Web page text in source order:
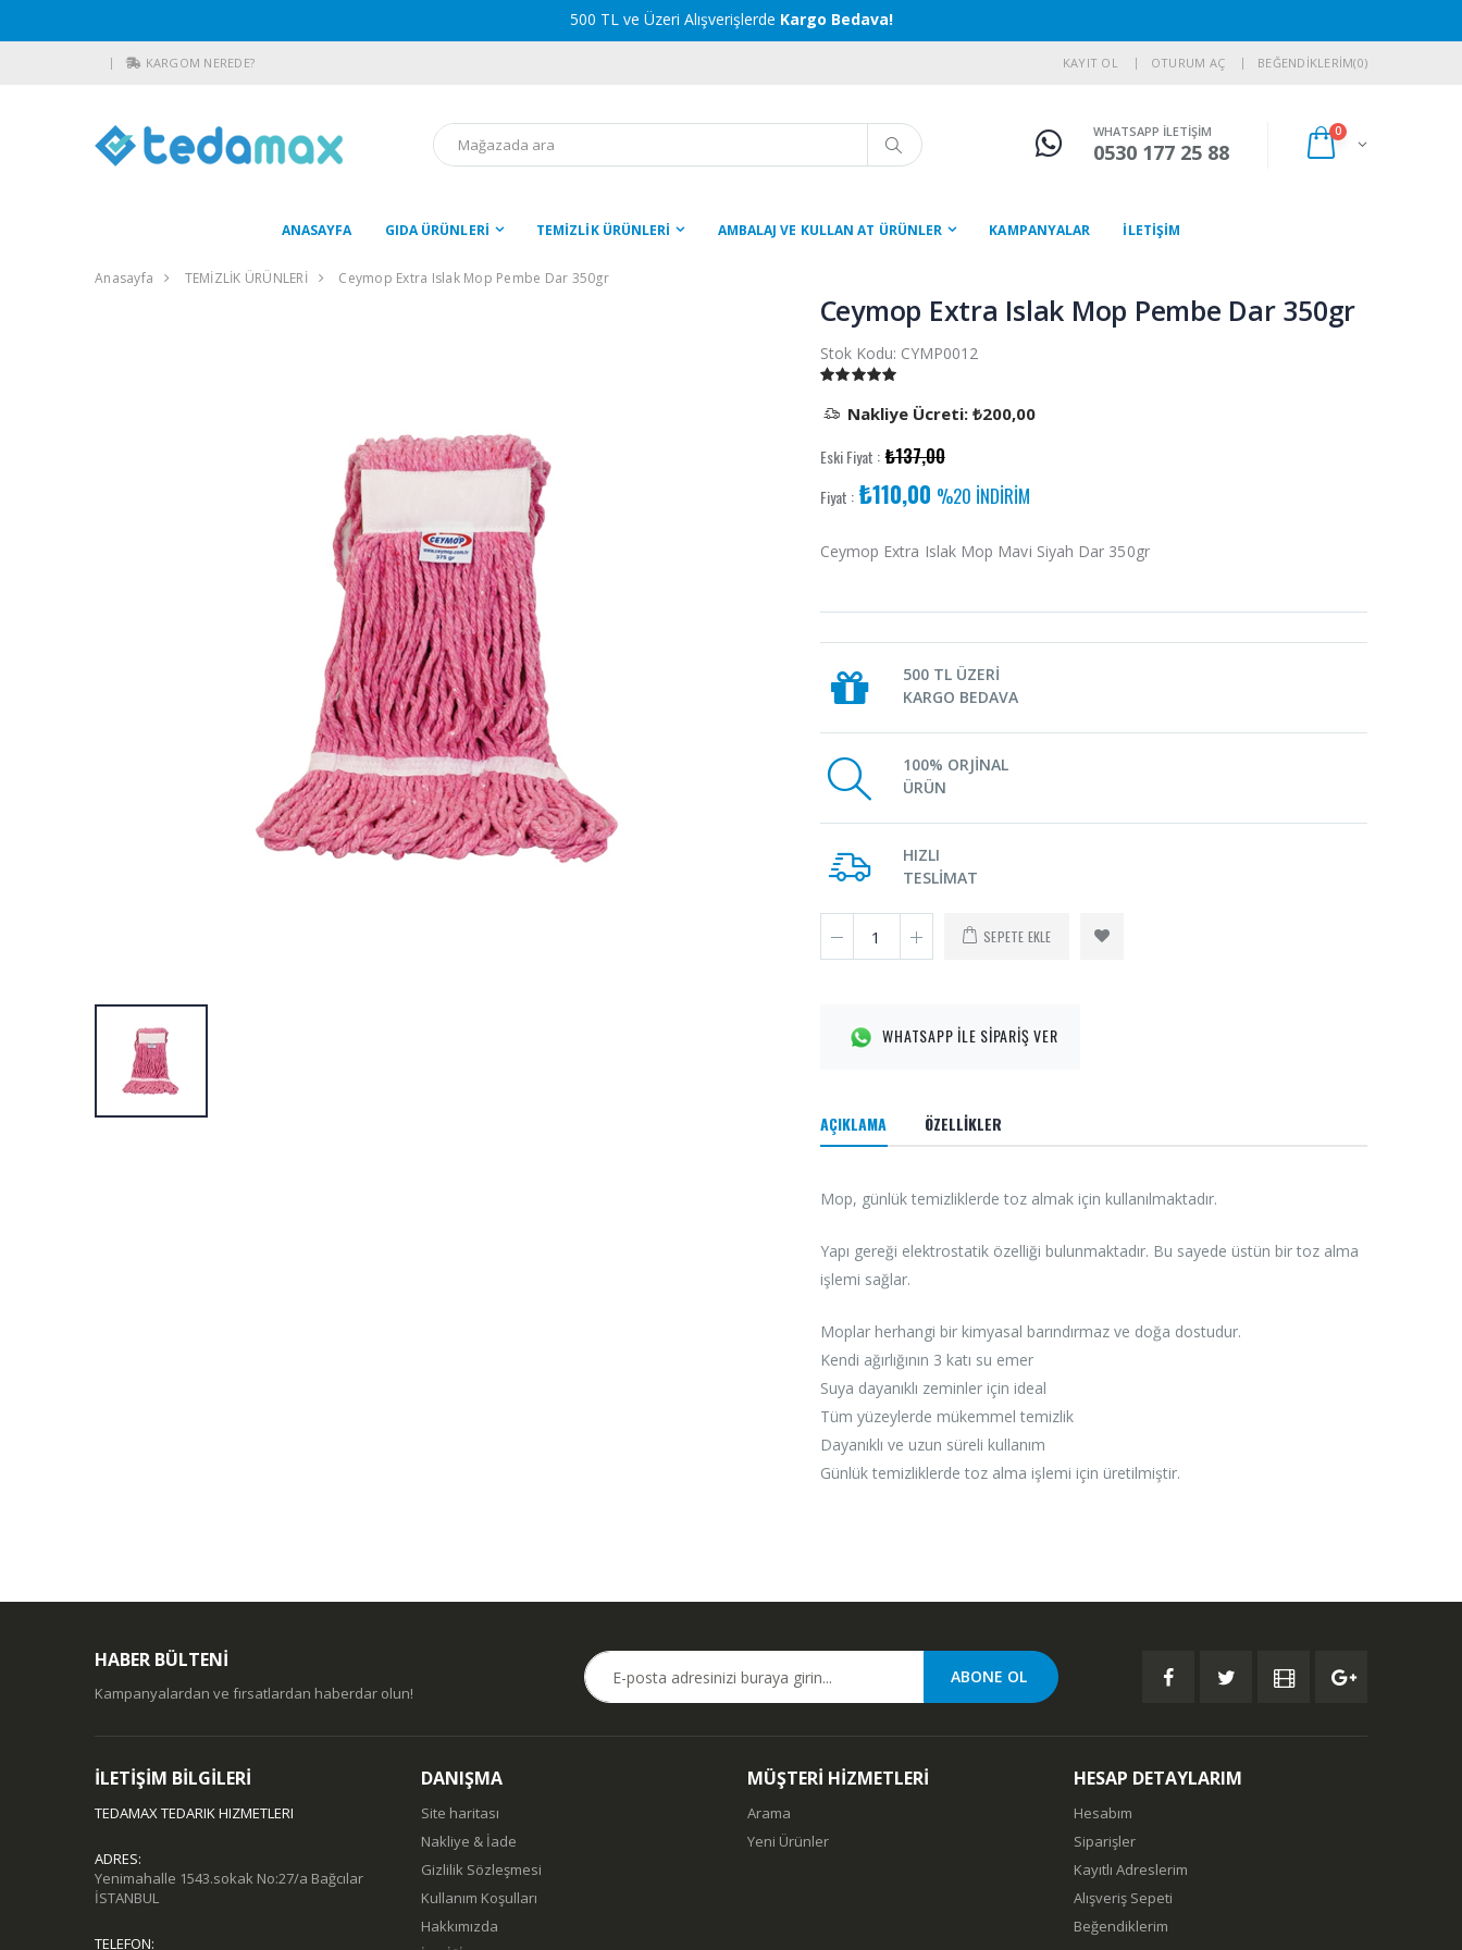
500 TL ve Üzeri Alışverişlerde Kargo Bedava!
KARGOM NEREDE? KAYIT OL OTURUM AÇ BEĞENDİKLERİM(0)
WHATSAPP İLETİŞİM
0530 177 25 88
0
ANASAYFA GIDA ÜRÜNLERİ TEMİZLİK ÜRÜNLERİ AMBALAJ VE KULLAN AT ÜRÜNLER KAMPANYALAR İLETİŞİM
Anasayfa TEMİZLİK ÜRÜNLERİ Ceymop Extra Islak Mop Pembe Dar 350gr
Ceymop Extra Islak Mop Pembe Dar 350gr
Stok Kodu: CYMP0012
Nakliye Ücreti: ₺200,00
Eski Fiyat : ₺137,00
Fiyat : ₺110,00 %20 İNDİRİM
Ceymop Extra Islak Mop Mavi Siyah Dar 350gr
500 TL ÜZERİ
KARGO BEDAVA
100% ORJİNAL
ÜRÜN
HIZLI
TESLİMAT
SEPETE EKLE
WHATSAPP İLE SİPARİŞ VER
AÇIKLAMA ÖZELLİKLER
Mop, günlük temizliklerde toz almak için kullanılmaktadır.
Yapı gereği elektrostatik özelliği bulunmaktadır. Bu sayede üstün bir toz alma
işlemi sağlar.
Moplar herhangi bir kimyasal barındırmaz ve doğa dostudur.
Kendi ağırlığının 3 katı su emer
Suya dayanıklı zeminler için ideal
Tüm yüzeylerde mükemmel temizlik
Dayanıklı ve uzun süreli kullanım
Günlük temizliklerde toz alma işlemi için üretilmiştir.
HABER BÜLTENİ
Kampanyalardan ve fırsatlardan haberdar olun!
İLETİŞİM BİLGİLERİ
TEDAMAX TEDARIK HIZMETLERI
ADRES:
Yenimahalle 1543.sokak No:27/a Bağcılar
İSTANBUL
TELEFON:
DANIŞMA
Site haritası
Nakliye & İade
Gizlilik Sözleşmesi
Kullanım Koşulları
Hakkımızda
MÜŞTERİ HİZMETLERİ
Arama
Yeni Ürünler
HESAP DETAYLARIM
Hesabım
Siparişler
Kayıtlı Adreslerim
Alışveriş Sepeti
Beğendiklerim